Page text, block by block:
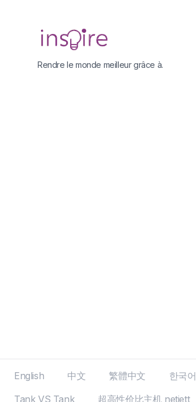
Rendre le monde meilleur grâce à.
English 中文 繁體中文 한국어
Tank VS Tank
超高性价比主机 netjett